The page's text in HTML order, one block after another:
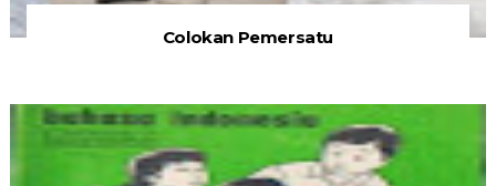
Colokan Pemersatu